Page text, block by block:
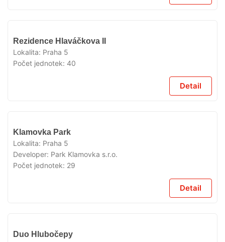
Rezidence Hlaváčkova II
Lokalita: Praha 5
Počet jednotek: 40
Detail
Klamovka Park
Lokalita: Praha 5
Developer: Park Klamovka s.r.o.
Počet jednotek: 29
Detail
Duo Hlubočepy